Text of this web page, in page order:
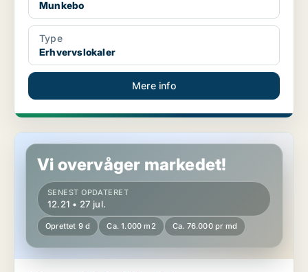
Munkebo
Type
Erhvervslokaler
Mere info
Erhvervslokaler i Munkebo
Vi overvåger markedet!
SENEST OPDATERET
12.21 • 27 jul.
Oprettet 9 d Ca. 1.000 m2 Ca. 76.000 pr md